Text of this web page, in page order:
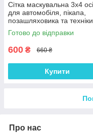
Сітка маскувальна 3х4
для автомобіля, пікапа,
позашляховика та
Колір "Осінь №3"
Готово до відправки
600 ₴ 660 ₴
Купити
Про нас